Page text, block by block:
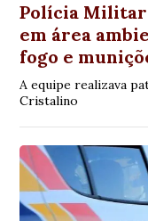
Polícia
em área
fogo e
A equipe realizava
Cristalino